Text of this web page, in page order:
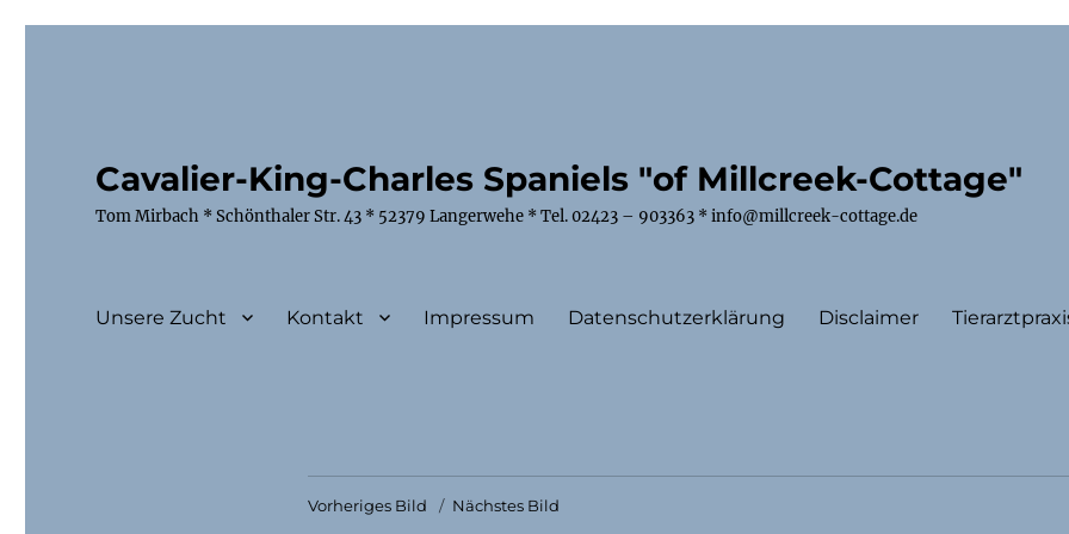
Cavalier-King-Charles Spaniels "of Millcreek-Cottage"
Tom Mirbach * Schönthaler Str. 43 * 52379 Langerwehe * Tel. 02423 – 903363 * info@millcreek-cottage.de
Unsere Zucht Kontakt Impressum Datenschutzerklärung Disclaimer
Vorheriges Bild Nächstes Bild